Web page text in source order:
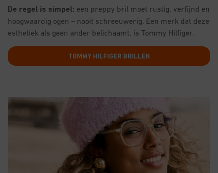
De regel is simpel: een preppy bril moet rustig, verfijnd en
hoogwaardig ogen – nooit schreeuwerig. Een merk dat deze
esthetiek als geen ander belichaamt, is Tommy Hilfiger.
TOMMY HILFIGER BRILLEN